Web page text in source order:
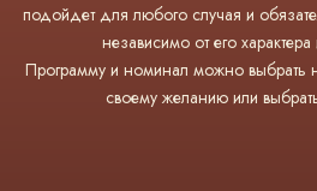
подойдет для любого случая и
независимо от его
Программу и номинал можно выбрать
своему желанию или